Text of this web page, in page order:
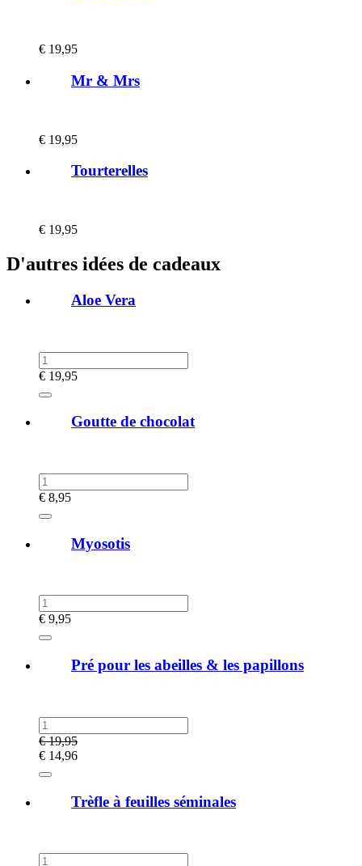
€ 19,95
Mr & Mrs
€ 19,95
Tourterelles
€ 19,95
D'autres idées de cadeaux
Aloe Vera
€ 19,95
Goutte de chocolat
€ 8,95
Myosotis
€ 9,95
Pré pour les abeilles & les papillons
€19,95
€ 14,96
Trèfle à feuilles séminales